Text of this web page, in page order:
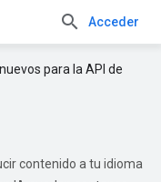
Acceder
para la API de
contenido a tu idioma